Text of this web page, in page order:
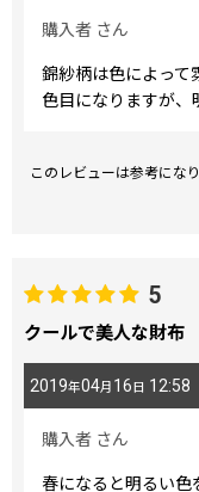
購入者 さん
錦紗柄は色によって
色目になりますが、
このレビューは参考にな
5
クールで美人な財布
2019年04月 16日 12:58
購入者 さん
春になると明るい色